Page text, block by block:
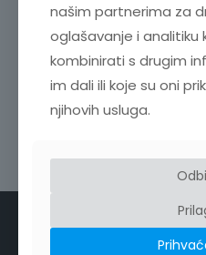
KONTAKT
našim partnerima za
oglašavanje i analitiku
kombinirati s drugim
im dali ili koje su oni
njihovih usluga.